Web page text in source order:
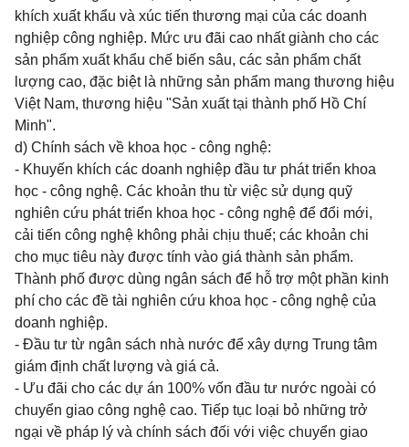
khích xuất khẩu và xúc tiến thương mại của các doanh
nghiệp công nghiệp. Mức ưu đãi cao nhất giành cho các
sản phẩm xuất khẩu chế biến sâu, các sản phẩm chất
lượng cao, đặc biệt là những sản phẩm mang thương hiệu
Việt Nam, thương hiệu "Sản xuất tại thành phố Hồ Chí
Minh".
d) Chính sách về khoa học - công nghệ:
- Khuyến khích các doanh nghiệp đầu tư phát triển khoa
học - công nghệ. Các khoản thu từ việc sử dụng quỹ
nghiên cứu phát triển khoa học - công nghệ để đổi mới,
cải tiến công nghệ không phải chịu thuế; các khoản chi
cho mục tiêu này được tính vào giá thành sản phẩm.
Thành phố được dùng ngân sách để hỗ trợ một phần kinh
phí cho các đề tài nghiên cứu khoa học - công nghệ của
doanh nghiệp.
- Đầu tư từ ngân sách nhà nước để xây dựng Trung tâm
giám định chất lượng và giá cả.
- Ưu đãi cho các dự án 100% vốn đầu tư nước ngoài có
chuyển giao công nghệ cao. Tiếp tục loại bỏ những trở
ngại về pháp lý và chính sách đối với việc chuyển giao